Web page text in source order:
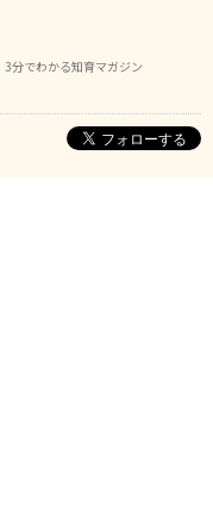
3分でわかる知育マガジン